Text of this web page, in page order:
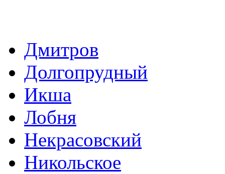
Дмитров
Долгопрудный
Икша
Лобня
Некрасовский
Никольское